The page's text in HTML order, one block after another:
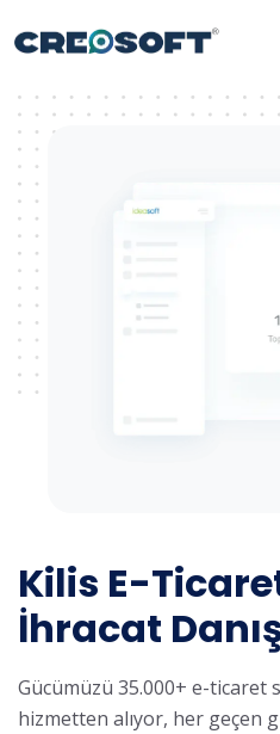
Kilis E-
İhracat
Gücümüzü 35.000+ e-ticaret
hizmetten alıyor, her geçen